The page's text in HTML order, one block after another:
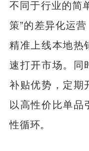
不同于行业的简
策”的差异化运
精准上线本地热
速打开市场。同
补贴优势，定期
以高性价比单品
性循环。